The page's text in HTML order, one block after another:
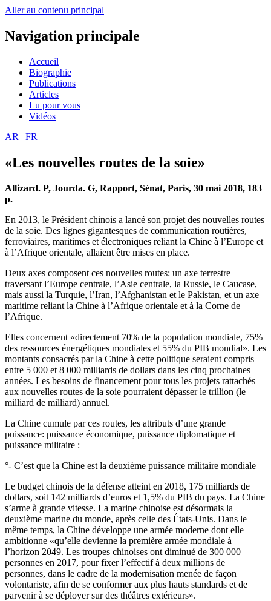
Aller au contenu principal
Navigation principale
Accueil
Biographie
Publications
Articles
Lu pour vous
Vidéos
AR | FR |
«Les nouvelles routes de la soie»
Allizard. P, Jourda. G, Rapport, Sénat, Paris, 30 mai 2018, 183
p.
En 2013, le Président chinois a lancé son projet des nouvelles routes
de la soie. Des lignes gigantesques de communication routières,
ferroviaires, maritimes et électroniques reliant la Chine à l’Europe et
à l’Afrique orientale, allaient être mises en place.
Deux axes composent ces nouvelles routes: un axe terrestre
traversant l’Europe centrale, l’Asie centrale, la Russie, le Caucase,
mais aussi la Turquie, l’Iran, l’Afghanistan et le Pakistan, et un axe
maritime reliant la Chine à l’Afrique orientale et à la Corne de
l’Afrique.
Elles concernent «directement 70% de la population mondiale, 75%
des ressources énergétiques mondiales et 55% du PIB mondial». Les
montants consacrés par la Chine à cette politique seraient compris
entre 5 000 et 8 000 milliards de dollars dans les cinq prochaines
années. Les besoins de financement pour tous les projets rattachés
aux nouvelles routes de la soie pourraient dépasser le trillion (le
milliard de milliard) annuel.
La Chine cumule par ces routes, les attributs d’une grande
puissance: puissance économique, puissance diplomatique et
puissance militaire :
°- C’est que la Chine est la deuxième puissance militaire mondiale
Le budget chinois de la défense atteint en 2018, 175 milliards de
dollars, soit 142 milliards d’euros et 1,5% du PIB du pays. La Chine
s’arme à grande vitesse. La marine chinoise est désormais la
deuxième marine du monde, après celle des États-Unis. Dans le
même temps, la Chine développe une armée moderne dont elle
ambitionne «qu’elle devienne la première armée mondiale à
l’horizon 2049. Les troupes chinoises ont diminué de 300 000
personnes en 2017, pour fixer l’effectif à deux millions de
personnes, dans le cadre de la modernisation menée de façon
volontariste, afin de se conformer aux plus hauts standards et de
parvenir à se déployer sur des théâtres extérieurs».